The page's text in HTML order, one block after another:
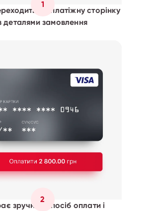
1
на платіжну сторінку
деталями замовлення
2
зручний спосіб оплати і